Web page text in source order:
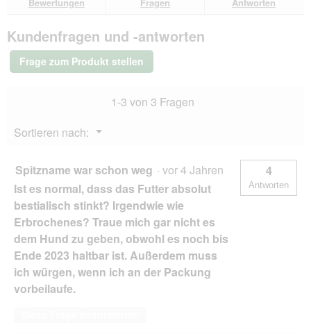
PREMIERE
Adult
Probierpaket
Kundenfragen und -antworten
Frage zum Produkt stellen
1-3 von 3 Fragen
Sortieren nach:
▼
Menü
Spitzname war schon weg · vor 4 Jahren
Ist es normal, dass das Futter absolut
bestialisch stinkt? Irgendwie wie
Erbrochenes? Traue mich gar nicht es
dem Hund zu geben, obwohl es noch bis
Ende 2023 haltbar ist. Außerdem muss
ich würgen, wenn ich an der Packung
vorbeilaufe.
4
Antworten